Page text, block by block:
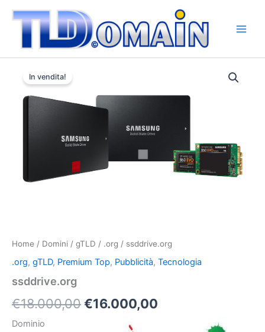
contenuto
In vendita!
Home / Domini / gTLD / .org / ssddrive.org
.org, gTLD, Premium Top, Pubblicità, Tecnologia
ssddrive.org
€18.000,00
originale
era:
€18.000,00.
€16.000,00
è:
€16.000,00.
Dominio
quantità